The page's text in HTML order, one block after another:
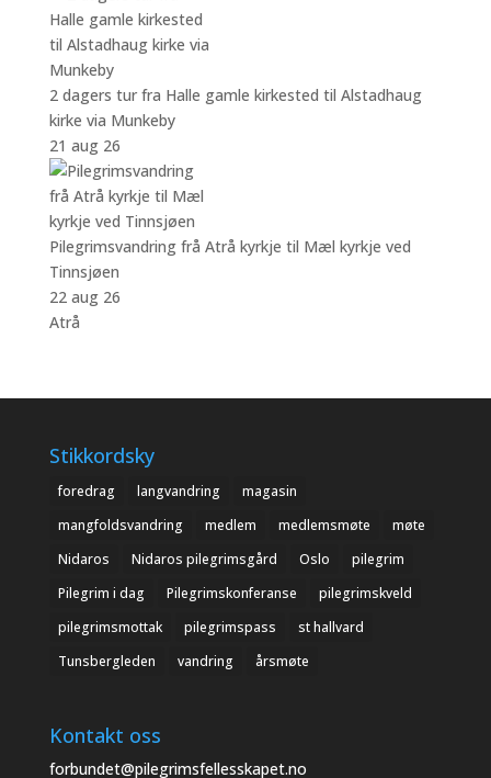
2 dagers tur fra Halle gamle kirkested til Alstadhaug
kirke via Munkeby
21 aug 26
Pilegrimsvandring frå Atrå kyrkje til Mæl kyrkje ved
Tinnsjøen
22 aug 26
Atrå
Stikkordsky
foredrag langvandring
magasin
mangfoldsvandring
medlem medlemsmøte
møte
Nidaros
Nidaros pilegrimsgård Oslo
pilegrim
Pilegrim i dag
Pilegrimskonferanse
pilegrimskveld
pilegrimsmottak
pilegrimspass
st hallvard
Tunsbergleden
vandring årsmøte
Kontakt oss
forbundet@pilegrimsfellesskapet.no